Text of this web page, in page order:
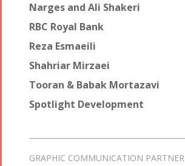
Narges and Ali Shakeri
RBC Royal Bank
Reza Esmaeili
Shahriar Mirzaei
Tooran & Babak Mortazavi
Spotlight Development
GRAPHIC COMMUNICATION PARTNER